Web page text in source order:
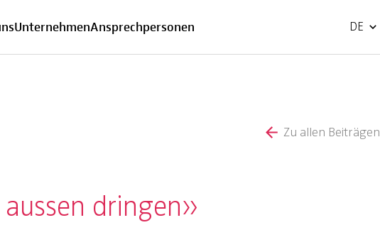
UnternehmenAnsprechpersonen DE
EN
Zu allen Beiträgen
dringen»